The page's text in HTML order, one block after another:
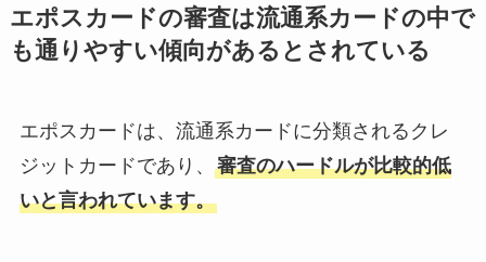
エポスカードの審査は流通系カードの中で
も通りやすい傾向があるとされている
エポスカードは、流通系カードに分類されるクレ
ジットカードであり、 審査のハードルが比較的低
いと言われています。